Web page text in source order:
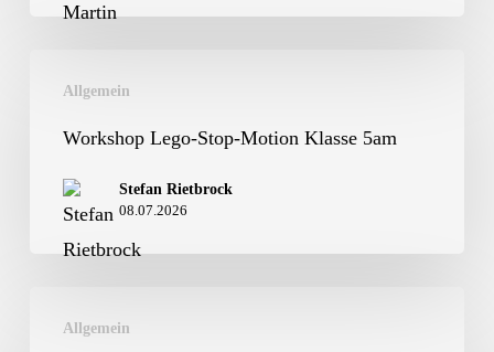
Allgemein
Lego-
Stop-
Klasse
Workshop Lego-Stop-Motion Klasse 5am
Stefan Rietbrock
08.07.2026
Allgemein
Schachturnier: